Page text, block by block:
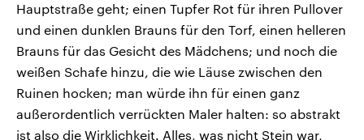
Hauptstraße geht; einen Tupfer Rot für ihren Pullover
und einen dunklen Brauns für den Torf, einen helleren
Brauns für das Gesicht des Mädchens; und noch die
weißen Schafe hinzu, die wie Läuse zwischen den
Ruinen hocken; man würde ihn für einen ganz
außerordentlich verrückten Maler halten: so abstrakt
ist also die Wirklichkeit. Alles, was nicht Stein war,